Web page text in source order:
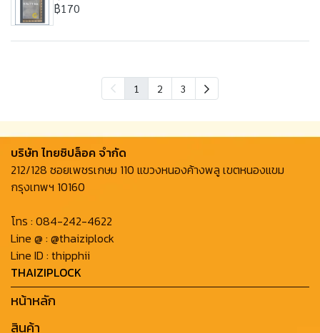
฿170
1 2 3
บริษัท ไทยซิปล็อค จํากัด
212/128 ซอยเพชรเกษม 110 แขวงหนองค้างพลู เขตหนองแขม
กรุงเทพฯ 10160
โทร : 084-242-4622
Line @ : @thaiziplock
Line ID : thipphii
THAIZIPLOCK
หน้าหลัก
สินค้า